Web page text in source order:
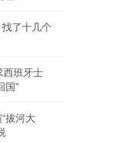
了十几个
西班牙士
国”
拔河大